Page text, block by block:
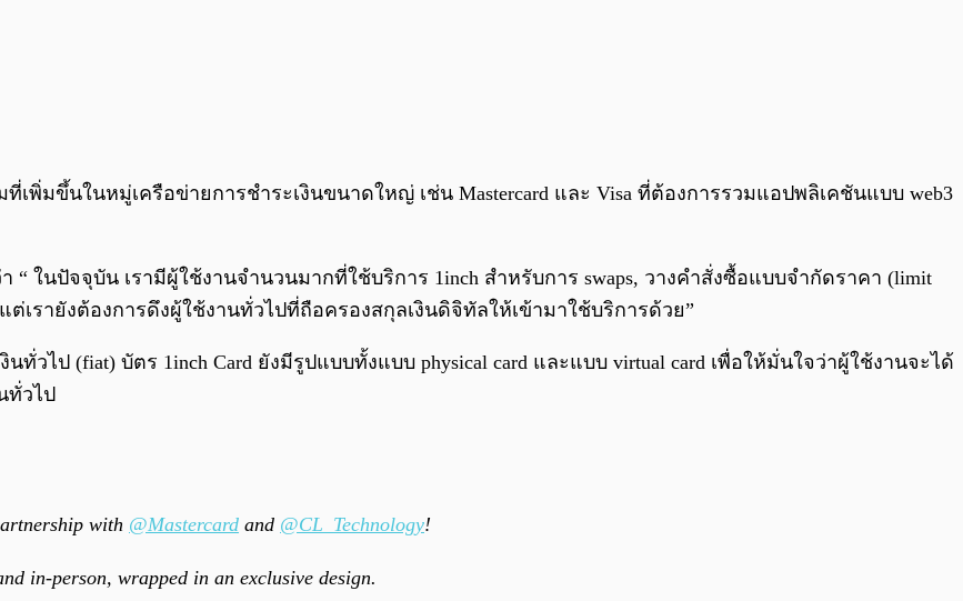
เพิ่มขึ้นในหมู่เครือข่ายการชำระเงินขนาดใหญ่ เช่น Mastercard และ Visa ที่ต้องการรวมแอปพลิเคชันแบบ web3
“ ในปัจจุบัน เรามีผู้ใช้งานจำนวนมากที่ใช้บริการ 1inch สำหรับการ swaps, วางคำสั่งซื้อแบบจำกัดราคา (limit
รายังต้องการดึงผู้ใช้งานทั่วไปที่ถือครองสกุลเงินดิจิทัลให้เข้ามาใช้บริการด้วย”
วไป (fiat) บัตร 1inch Card ยังมีรูปแบบทั้งแบบ physical card และแบบ virtual card เพื่อให้มั่นใจว่าผู้ใช้งานจะได้
ทั่วไป
with @Mastercard and @CL_Technology!
in-person, wrapped in an exclusive design.